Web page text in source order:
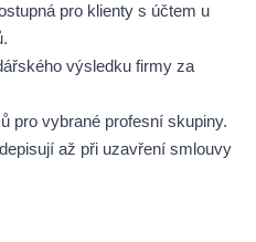
pro klienty s účtem u
výsledku firmy za
pro vybrané profesní skupiny.
až při uzavření smlouvy